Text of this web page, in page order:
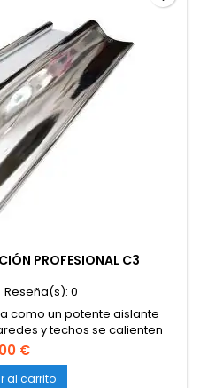
PROFESIONAL C3
Reseña(s): 0
como un potente aislante
y techos se calienten
de ser descubiertos por
y termómetros laser.
€
al carrito